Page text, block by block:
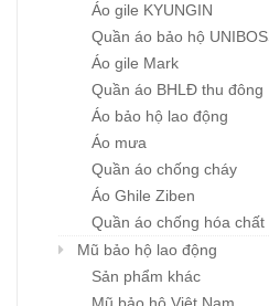
Áo gile KYUNGIN
Quần áo bảo hộ
Áo gile Mark
Quần áo BHLĐ thu đông
Áo bảo hộ lao động
Áo mưa
Quần áo chống cháy
Áo Ghile Ziben
Quần áo chống hóa chất
Mũ bảo hộ lao động
Sản phẩm khác